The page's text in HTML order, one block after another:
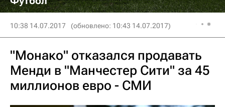
10:38 14.07.2017 (обновлено: 10:43 14.07.2017)
"Монако" отказался продавать
Менди в "Манчестер Сити" за 45
миллионов евро - СМИ